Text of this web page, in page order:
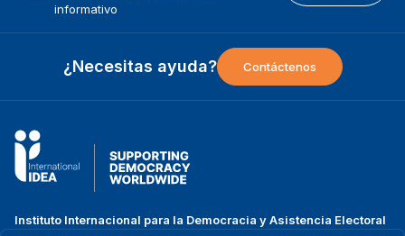
informativo
¿Necesitas ayuda? Contáctenos
Instituto Internacional para la Democracia y Asistencia Electoral